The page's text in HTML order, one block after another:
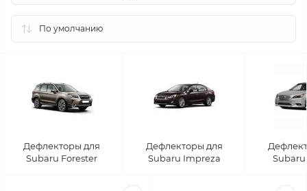
Дефлекторы для
Subaru Forester
Дефлекторы для
Subaru Impreza